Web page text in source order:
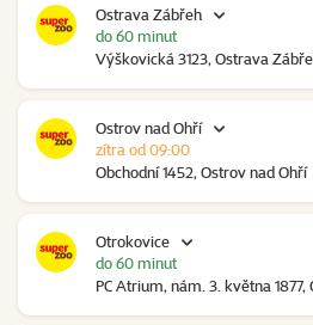
Ostrava Zábřeh
Výškovická 3123, Ostrava
do 60 minut
Ostrov nad Ohří
Obchodní 1452, Ostrov nad Ohří
zítra od 09:00
Otrokovice
PC Atrium, nám. 3. května
do 60 minut